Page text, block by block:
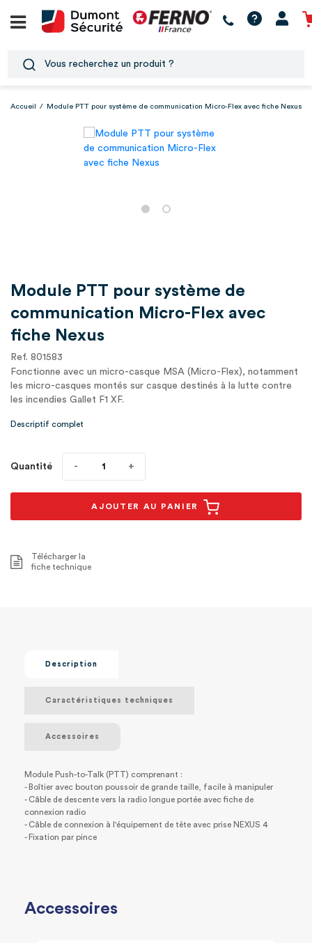
Accueil / Module PTT pour système de communication Micro-Flex avec fiche Nexus
Module PTT pour système de
communication Micro-Flex avec
fiche Nexus
Ref. 801583
Fonctionne avec un micro-casque MSA (Micro-Flex), notamment
les micro-casques montés sur casque destinés à la lutte contre
les incendies Gallet F1 XF.
Descriptif complet
Quantité
AJOUTER AU PANIER
Télécharger la
fiche technique
Description
Caractéristiques techniques
Accessoires
Module Push-to-Talk (PTT) comprenant :
- Boîtier avec bouton poussoir de grande taille, facile à manipuler
- Câble de descente vers la radio longue portée avec fiche de
connexion radio
- Câble de connexion à l'équipement de tête avec prise NEXUS 4
- Fixation par pince
Accessoires